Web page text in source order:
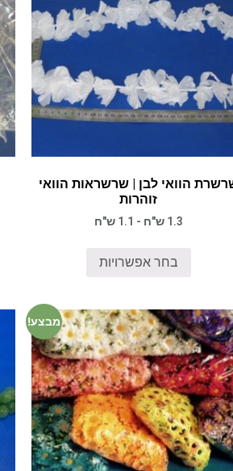
הוואי לבן | שרשראות הוואי
זוהרות
1.3 ש"ח - 1.1 ש"ח
בחר אפשרויות
מבצע!